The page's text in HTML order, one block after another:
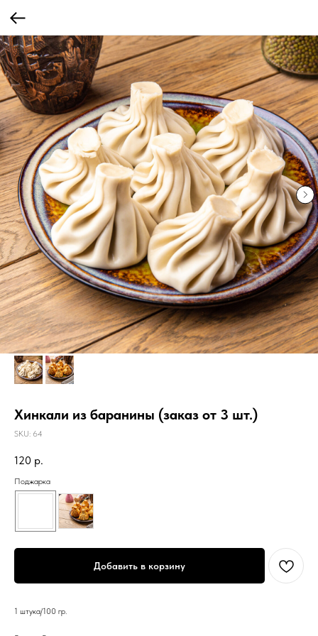
Хинкали из баранины (заказ от 3 шт.)
SKU: 64
120 р.
Поджарка
Добавить в корзину
1 штука/100 гр.